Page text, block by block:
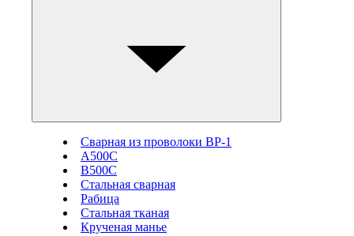
Сварная из проволоки ВР-1
А500С
В500С
Стальная сварная
Рабица
Стальная тканая
Крученая манье